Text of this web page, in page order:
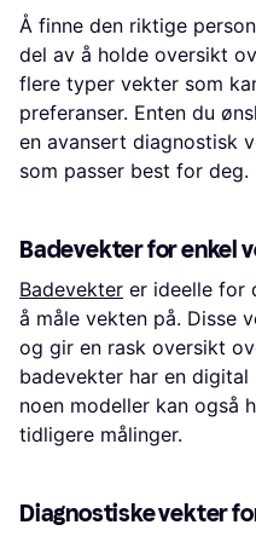
Å finne den riktige
del av å holde oversikt
flere typer vekter som
preferanser. Enten du
en avansert diagnostisk
som passer best for deg.
Badevekter for enkel
Badevekter er ideelle for
å måle vekten på. Disse
og gir en rask oversikt
badevekter har en
noen modeller kan også
tidligere målinger.
Diagnostiske vekter